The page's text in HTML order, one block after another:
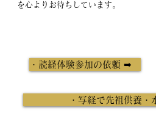
を心よりお待ちしています。
・読経体験参加の依頼 ➡
・写経で先祖供養・